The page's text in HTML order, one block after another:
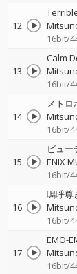
12
16bit/
13
Calm
16bit/
14
メトロ
16bit/
15
ビュー
ENIX
16bit/
16
嗚呼尊
16bit/
17
EMO-
16bit/